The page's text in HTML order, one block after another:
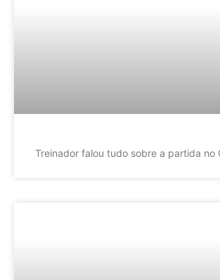
Treinador falou tudo sobre a partida no